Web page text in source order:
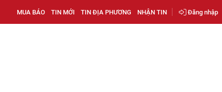
MUA BÁO TIN MỚI TIN ĐỊA PHƯƠNG NHẬN TIN Đăng nhập